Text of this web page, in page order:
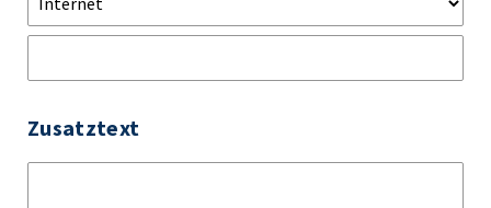
Zusatztext